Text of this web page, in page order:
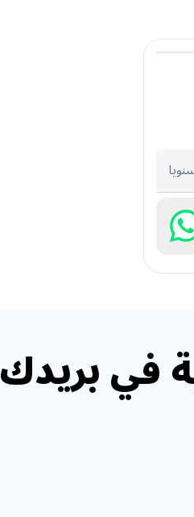
في بريدك